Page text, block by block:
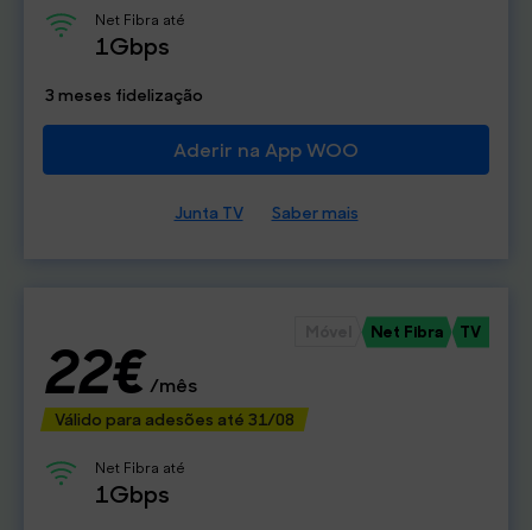
Net Fibra até
1Gbps
3 meses fidelização
Aderir na App WOO
Junta TV Saber mais
Net Fibra TV
22€/mês
Válido para adesões até 31/08
Net Fibra até
1Gbps